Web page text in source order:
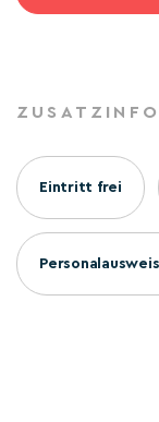
Eintritt frei